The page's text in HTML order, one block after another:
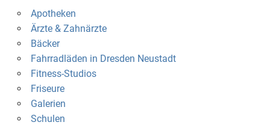
Apotheken
Ärzte & Zahnärzte
Bäcker
Fahrradläden in Dresden Neustadt
Fitness-Studios
Friseure
Galerien
Schulen